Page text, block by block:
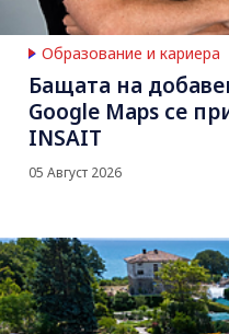
Образование и кариера
Бащата на
Google Maps се
INSAIT
05 Август 2026